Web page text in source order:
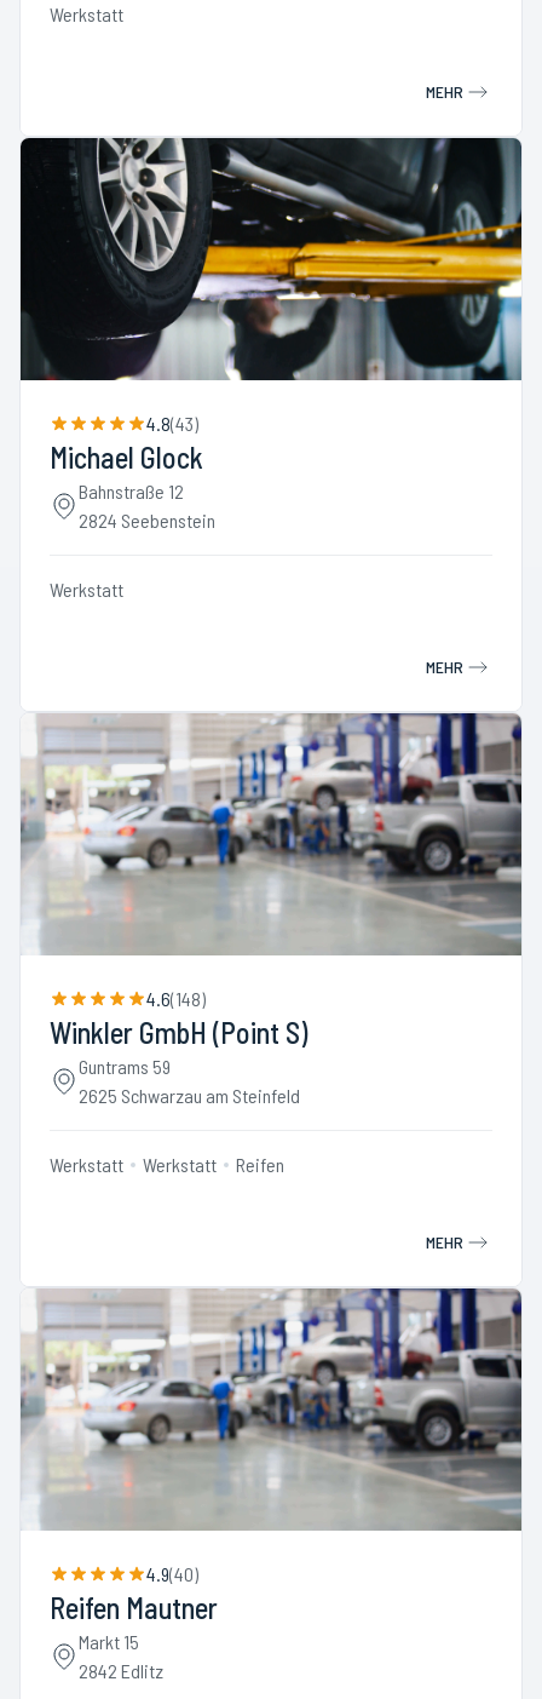
Werkstatt
MEHR
4.8(43)
Michael Glock
Bahnstraße 12
2824 Seebenstein
Werkstatt
MEHR
4.6(148)
Winkler GmbH (Point S)
Guntrams 59
2625 Schwarzau am Steinfeld
Werkstatt Werkstatt Reifen
MEHR
4.9(40)
Reifen Mautner
Markt 15
2842 Edlitz